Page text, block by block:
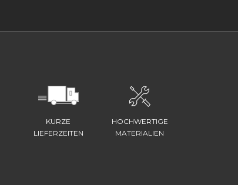
KURZE
LIEFERZEITEN
HOCHWERTIGE
MATERIALIEN